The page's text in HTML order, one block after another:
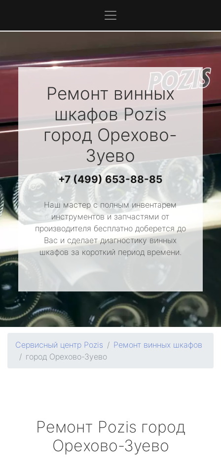
Ремонт винных
шкафовPozis
город Орехово-
Зуево
+7 (499) 653-88-85
Наш мастер с полным инвентарем
инструментов и запчастями от
производителя бесплатно доберется до
Вас и сделает диагностику винных
шкафов за короткий период времени.
Сервисный центр Pozis
Ремонт винных шкафов
город Орехово-Зуево
Ремонт Pozis город
Орехово-Зуево